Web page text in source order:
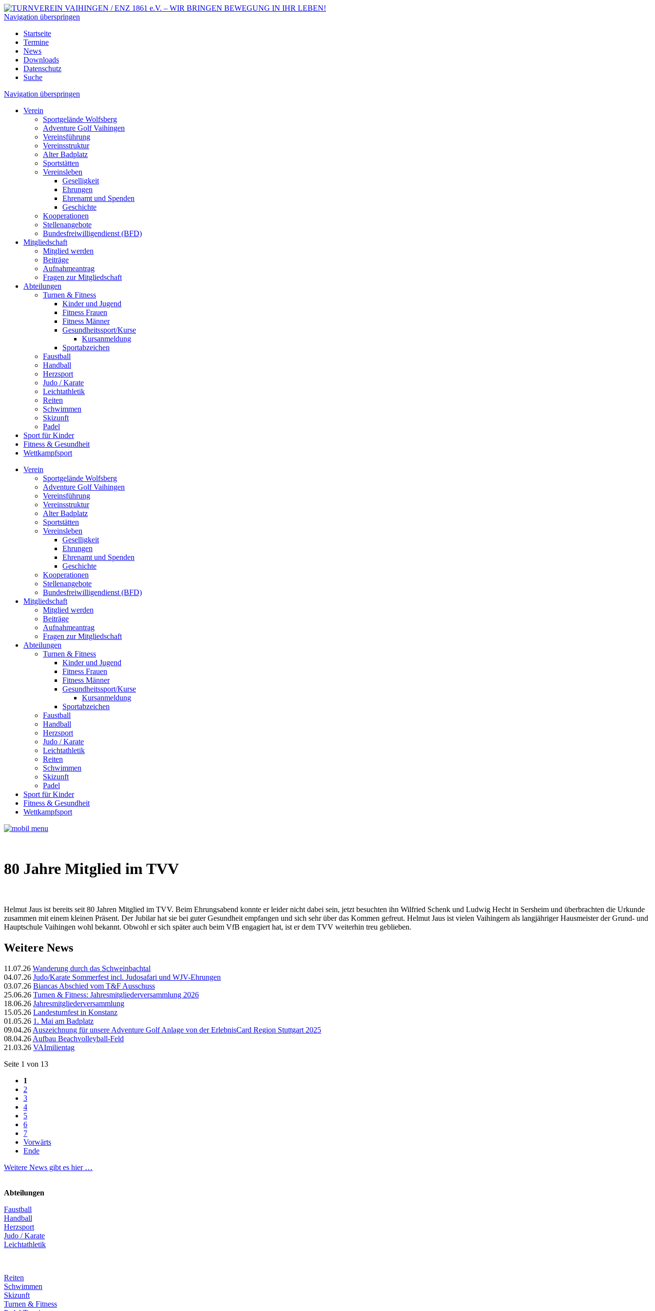
Navigation überspringen
Startseite
Termine
News
Downloads
Datenschutz
Suche
Navigation überspringen
Verein
Sportgelände Wolfsberg
Adventure Golf Vaihingen
Vereinsführung
Vereinsstruktur
Alter Badplatz
Sportstätten
Vereinsleben
Geselligkeit
Ehrungen
Ehrenamt und Spenden
Geschichte
Kooperationen
Stellenangebote
Bundesfreiwilligendienst (BFD)
Mitgliedschaft
Mitglied werden
Beiträge
Aufnahmeantrag
Fragen zur Mitgliedschaft
Abteilungen
Turnen & Fitness
Kinder und Jugend
Fitness Frauen
Fitness Männer
Gesundheitssport/Kurse
Kursanmeldung
Sportabzeichen
Faustball
Handball
Herzsport
Judo / Karate
Leichtathletik
Reiten
Schwimmen
Skizunft
Padel
Sport für Kinder
Fitness & Gesundheit
Wettkampfsport
Verein
Sportgelände Wolfsberg
Adventure Golf Vaihingen
Vereinsführung
Vereinsstruktur
Alter Badplatz
Sportstätten
Vereinsleben
Geselligkeit
Ehrungen
Ehrenamt und Spenden
Geschichte
Kooperationen
Stellenangebote
Bundesfreiwilligendienst (BFD)
Mitgliedschaft
Mitglied werden
Beiträge
Aufnahmeantrag
Fragen zur Mitgliedschaft
Abteilungen
Turnen & Fitness
Kinder und Jugend
Fitness Frauen
Fitness Männer
Gesundheitssport/Kurse
Kursanmeldung
Sportabzeichen
Faustball
Handball
Herzsport
Judo / Karate
Leichtathletik
Reiten
Schwimmen
Skizunft
Padel
Sport für Kinder
Fitness & Gesundheit
Wettkampfsport
80 Jahre Mitglied im TVV
Helmut Jaus ist bereits seit 80 Jahren Mitglied im TVV. Beim Ehrungsabend konnte er leider nicht dabei sein, jetzt besuchten ihn Wilfried Schenk und Ludwig Hecht in Sersheim und überbrachten die Urkunde
zusammen mit einem kleinen Präsent. Der Jubilar hat sie bei guter Gesundheit empfangen und sich sehr über das Kommen gefreut. Helmut Jaus ist vielen Vaihingern als langjähriger Hausmeister der Grund- und
Hauptschule Vaihingen wohl bekannt. Obwohl er sich später auch beim VfB engagiert hat, ist er dem TVV weiterhin treu geblieben.
Weitere News
11.07.26 Wanderung durch das Schweinbachtal
04.07.26 Judo/Karate Sommerfest incl. Judosafari und WJV-Ehrungen
03.07.26 Biancas Abschied vom T&F Ausschuss
25.06.26 Turnen & Fitness: Jahresmitgliederversammlung 2026
18.06.26 Jahresmitgliederversammlung
15.05.26 Landesturnfest in Konstanz
01.05.26 1. Mai am Badplatz
09.04.26 Auszeichnung für unsere Adventure Golf Anlage von der ErlebnisCard Region Stuttgart 2025
08.04.26 Aufbau Beachvolleyball-Feld
21.03.26 VAImilientag
Seite 1 von 13
1
2
3
4
5
6
7
Vorwärts
Ende
Weitere News gibt es hier …
Abteilungen
Faustball
Handball
Herzsport
Judo / Karate
Leichtathletik
Reiten
Schwimmen
Skizunft
Turnen & Fitness